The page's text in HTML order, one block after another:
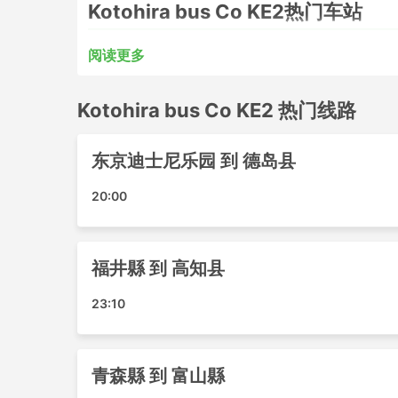
Kotohira bus Co KE2热门车站
Kotohira bus Co KE2的大巴覆盖的主要车站包
德岛鸣门
Miyoshi Yoshinogawa Awaikeda
东京迪士尼度假区
Saijo Niihama Kawanoe
新宿涩谷
Sakaide Utazu Marugame
松山东温
Zentsuji Kotohira Kannonji
阅读更多
Kotohira bus Co KE2 热门线路
东京迪士尼乐园 到 德岛县
20:00
福井縣 到 高知县
23:10
青森縣 到 富山縣